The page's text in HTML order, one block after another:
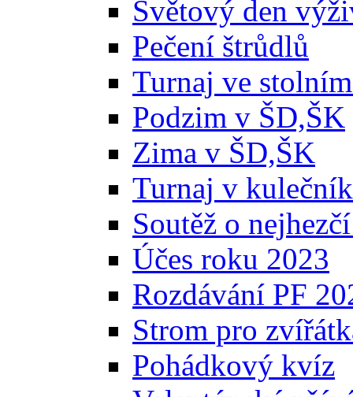
Světový den
Pečení štrůdlů
Turnaj ve
Podzim v ŠD,ŠK
Zima v ŠD,ŠK
Turnaj v
Soutěž o
Účes roku 2023
Rozdávání PF
Strom pro
Pohádkový kvíz